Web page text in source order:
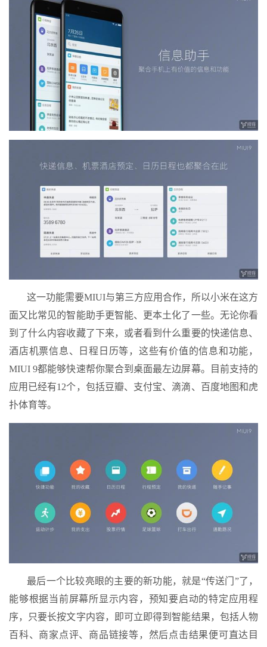
这一功能需要MIUI与第三方应用合作，所以小米在这方
面又比常见的智能助手更智能、更本土化了一些。无论你看
到了什么内容收藏了下来，或者看到什么重要的快递信息、
酒店机票信息、日程日历等，这些有价值的信息和功能，
MIUI 9都能够快速帮你聚合到桌面最左边屏幕。目前支持的
应用已经有12个，包括豆瓣、支付宝、滴滴、百度地图和虎
扑体育等。
最后一个比较亮眼的主要的新功能，就是“传送门”了，
能够根据当前屏幕所显示内容，预知要启动的特定应用程
序，只要长按文字内容，即可立即得到智能结果，包括人物
百科、商家点评、商品链接等，然后点击结果便可直达目